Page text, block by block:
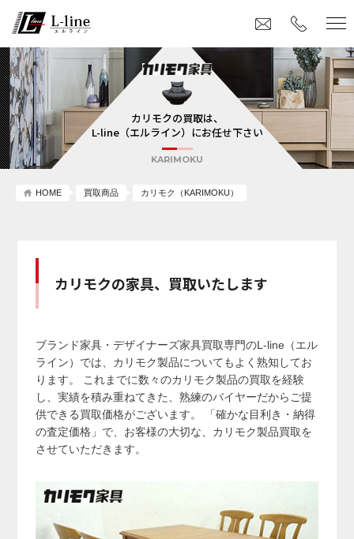
カリモクの買取は、
L-line（エルライン）にお任せ下さい
KARIMOKU
HOME 買取商品 カリモク（KARIMOKU）
カリモクの家具、買取いたします
ブランド家具・デザイナーズ家具買取専門のL-line（エル
ライン）では、カリモク製品についてもよく熟知してお
ります。 これまでに数々のカリモク製品の買取を経験
し、実績を積み重ねてきた、熟練のバイヤーだからご提
供できる買取価格がございます。 「確かな目利き・納得
の査定価格」で、お客様の大切な、カリモク製品買取を
させていただきます。